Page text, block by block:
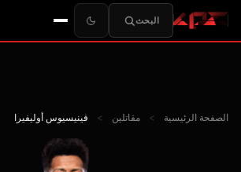
البحث
الصفحة الرئيسية > مقاتلين > فينيسيوس أوليفيرا